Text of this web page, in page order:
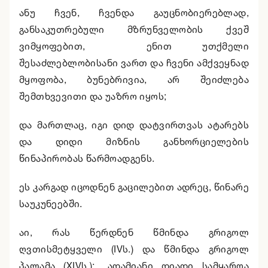
ანუ ჩვენ, ჩვენდა გაუცნობიერებლად,
განსაკუთრებული მზრუნველობის ქვეშ
ვიმყოფებით, ენით უთქმელი
შესაძლებლობისანი ვართ და ჩვენი ამქვეყნად
მყოფობა, ბუნებრივია, არ შეიძლება
შემთხვევითი და უაზრო იყოს;
და მართლაც, იგი დიდ დატვირთვას ატარებს
და დიდი მიზნის განხორციელების
წინაპირობას წარმოადგენს.
ეს კარგად იცოდნენ გაცილებით ადრეც, წინარე
საუკუნეებში.
აი, რას წერდნენ წმინდა გრიგოლ
ღვთისმეტყველი (IVს.) და წმინდა გრიგოლ